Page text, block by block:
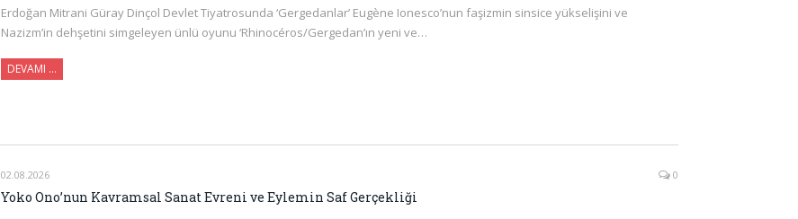
Erdoğan Mitrani Güray Dinçol Devlet Tiyatrosunda ‘Gergedanlar’ Eugène Ionesco’nun faşizmin sinsice yükselişini ve
Nazizm’in dehşetini simgeleyen ünlü oyunu ‘Rhinocéros/Gergedan’ın yeni ve…
DEVAMI …
02.08.2026 0
Yoko Ono’nun Kavramsal Sanat Evreni ve Eylemin Saf Gerçekliği